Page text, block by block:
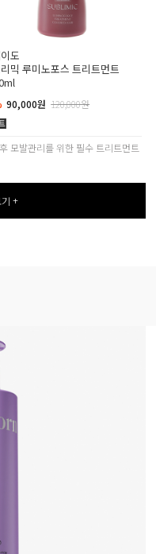
도
믹 루미노포스 트리트먼트
90,000원 120,000원
모발관리를 위한 필수 트리트먼트
+